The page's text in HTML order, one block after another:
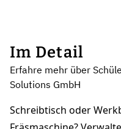
Im Detail
Erfahre mehr über
Solutions GmbH
Schreibtisch oder